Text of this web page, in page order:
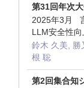
第31回年次
2025年3月
LLM安全性
鈴木 久美, 勝
根 聡
第2回集合知